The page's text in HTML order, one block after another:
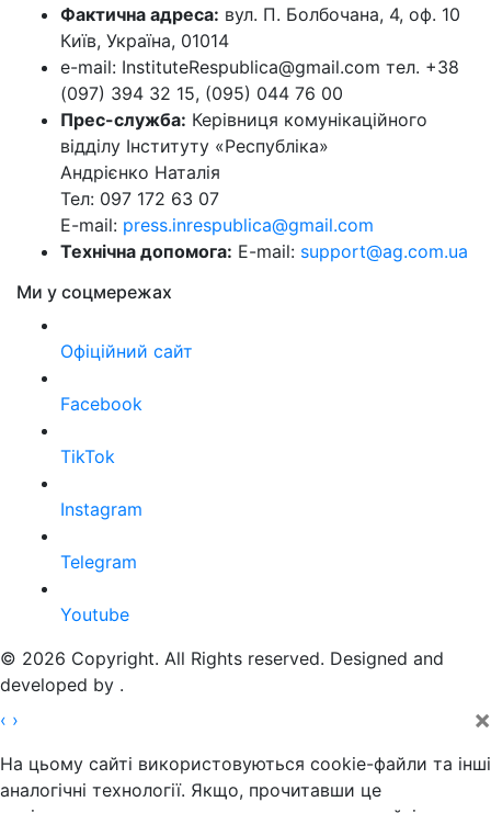
Фактична адреса: вул. П. Болбочана, 4, оф. 10
Київ, Україна, 01014
e-mail: InstituteRespublica@gmail.com тел. +38
(097) 394 32 15, (095) 044 76 00
Прес-служба: Керівниця комунікаційного
відділу Інституту «Республіка»
Андрієнко Наталія
Тел: 097 172 63 07
E-mail: press.inrespublica@gmail.com
Технічна допомога: E-mail: support@ag.com.ua
Ми у соцмережах
Офіційний сайт
Facebook
TikTok
Instagram
Telegram
Youtube
© 2026 Copyright. All Rights reserved. Designed and
developed by .
‹ › ×
На цьому сайті використовуються cookie-файли та інші
аналогічні технології. Якщо, прочитавши це